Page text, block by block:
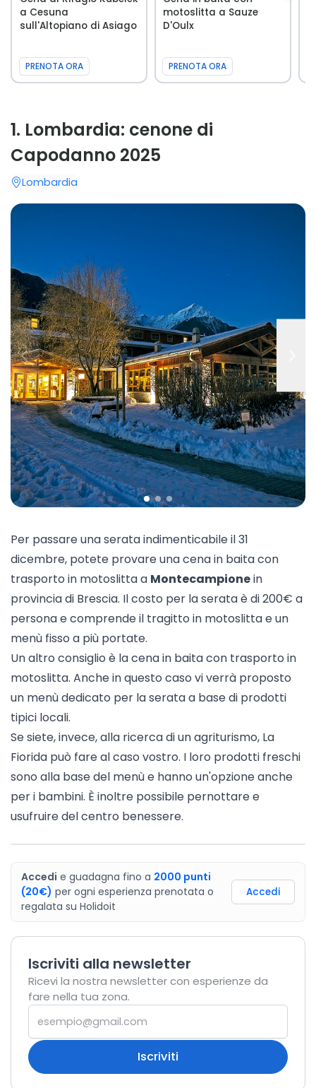
a Cesuna
sull'Altopiano di Asiago
PRENOTA ORA
motoslitta a Sauze
D'Oulx
PRENOTA ORA
1. Lombardia: cenone di
Capodanno 2025
Lombardia
Per passare una serata indimenticabile il 31
dicembre, potete provare una cena in baita con
trasporto in motoslitta a Montecampionein
provincia di Brescia. Il costo per la serata è di 200€ a
persona e comprende il tragitto in motoslitta e un
menù fisso a più portate.
Un altro consiglio è la cena in baita con trasporto in
motoslitta. Anche in questo caso vi verrà proposto
un menù dedicato per la serata a base di prodotti
tipici locali.
Se siete, invece, alla ricerca di un agriturismo, La
Fiorida può fare al caso vostro. I loro prodotti freschi
sono alla base del menù e hanno un'opzione anche
per i bambini. È inoltre possibile pernottare e
usufruire del centro benessere.
Accedi e guadagna fino a 2000 punti
(20€) per ogni esperienza prenotata o
regalata su Holidoit
Accedi
Iscriviti alla newsletter
Ricevi la nostra newsletter con esperienze da
fare nella tua zona.
Iscriviti